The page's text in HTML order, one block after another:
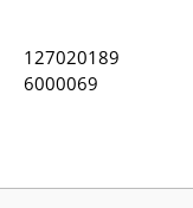
127020189
6000069